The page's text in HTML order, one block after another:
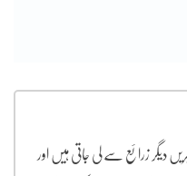
دیگر زرائع سے لی جاتی ہیں اور